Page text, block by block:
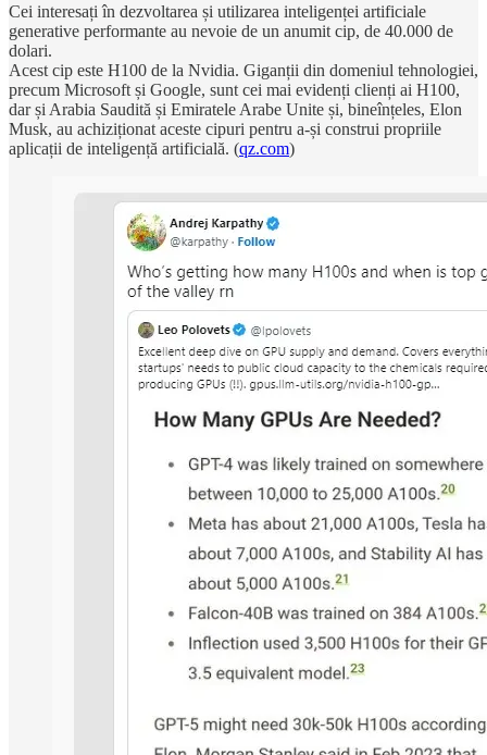
Cei interesați în dezvoltarea și utilizarea inteligenței artificiale
generative performante au nevoie de un anumit cip, de 40.000 de
dolari.
Acest cip este H100 de la Nvidia. Giganții din domeniul tehnologiei,
precum Microsoft și Google, sunt cei mai evidenți clienți ai H100,
dar și Arabia Saudită și Emiratele Arabe Unite și, bineînțeles, Elon
Musk, au achiziționat aceste cipuri pentru a-și construi propriile
aplicații de inteligență artificială. (qz.com)